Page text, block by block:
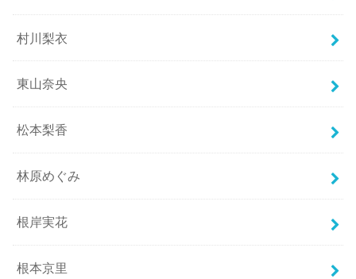
村川梨衣
東山奈央
松本梨香
林原めぐみ
根岸実花
根本京里